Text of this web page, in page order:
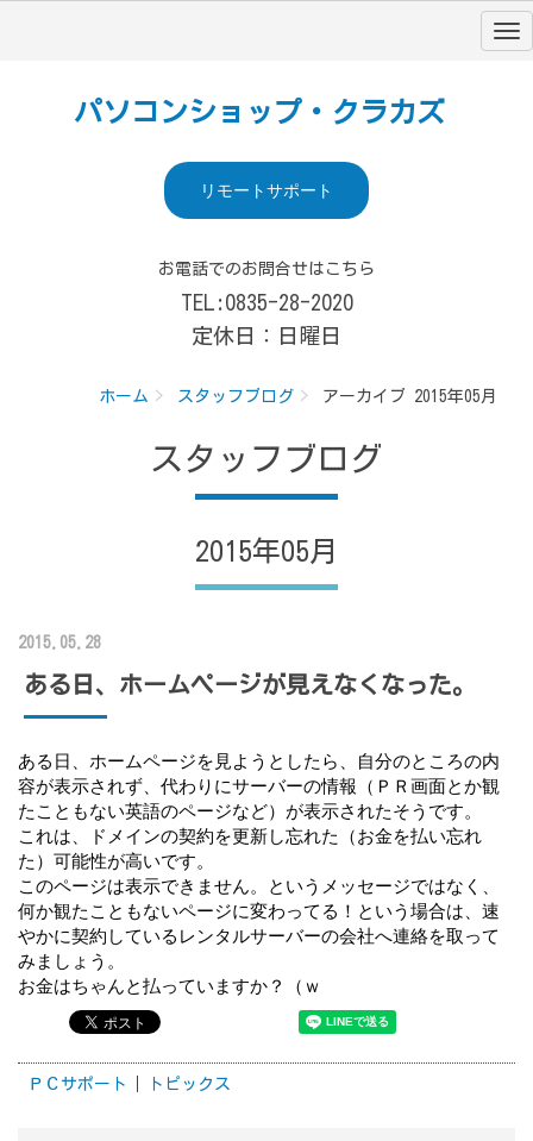
パソコンショップ・クラカズ
リモートサポート
お電話でのお問合せはこちら
TEL:0835-28-2020
定休日：日曜日
ホーム スタッフブログ アーカイブ 2015年05月
スタッフブログ
2015年05月
2015.05.28
ある日、ホームページが見えなくなった。
ある日、ホームページを見ようとしたら、自分のところの内
容が表示されず、代わりにサーバーの情報（ＰＲ画面とか観
たこともない英語のページなど）が表示されたそうです。
これは、ドメインの契約を更新し忘れた（お金を払い忘れ
た）可能性が高いです。
このページは表示できません。というメッセージではなく、
何か観たこともないページに変わってる！という場合は、速
やかに契約しているレンタルサーバーの会社へ連絡を取って
みましょう。
お金はちゃんと払っていますか？（ｗ
ＰＣサポート トピックス